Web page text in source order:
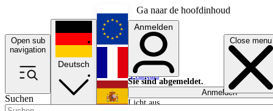
Ga naar de hoofdinhoud
Open sub
navigation
Close menu
Suchen
Deutsch
English
Français
Anmelden
Sie sind abgemeldet.
Anmelden
Licht aus